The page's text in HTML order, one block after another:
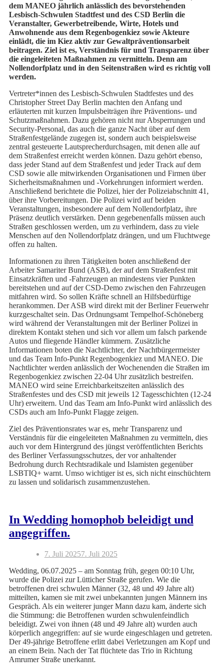
dem MANEO jährlich anlässlich des bevorstehenden
Lesbisch-Schwulen Stadtfest und des CSD Berlin die
Veranstalter, Gewerbetreibende, Wirte, Hotels und
Anwohnende aus dem Regenbogenkiez sowie Akteure
einlädt, die im Kiez aktiv zur Gewaltpräventionsarbeit
beitragen. Ziel ist es, Verständnis für und Transparenz über
die eingeleiteten Maßnahmen zu vermitteln. Denn am
Nollendorfplatz und in den Seitenstraßen wird es richtig voll
werden.
Vertreter*innen des Lesbisch-Schwulen Stadtfestes und des
Christopher Street Day Berlin machten den Anfang und
erläuterten mit kurzen Impulsbeiträgen ihre Präventions- und
Schutzmaßnahmen. Dazu gehören nicht nur Absperrungen und
Security-Personal, das auch die ganze Nacht über auf dem
Straßenfestgelände zugegen ist, sondern auch beispielsweise
zentral gesteuerte Lautsprecherdurchsagen, mit denen alle auf
dem Straßenfest erreicht werden können. Dazu gehört ebenso,
dass jeder Stand auf dem Straßenfest und jeder Track auf dem
CSD sowie alle mitwirkenden Organisationen und Firmen über
Sicherheitsmaßnahmen und -Vorkehrungen informiert werden.
Anschließend berichtete die Polizei, hier der Polizeiabschnitt 41,
über ihre Vorbereitungen. Die Polizei wird auf beiden
Veranstaltungen, insbesondere auf dem Nollendorfplatz, ihre
Präsenz deutlich verstärken. Denn gegebenenfalls müssen auch
Straßen geschlossen werden, um zu verhindern, dass zu viele
Menschen auf den Nollendorfplatz drängen, und um Fluchtwege
offen zu halten.
Informationen zu ihren Tätigkeiten boten anschließend der
Arbeiter Samariter Bund (ASB), der auf dem Straßenfest mit
Einsatzkräften und -Fahrzeugen an mindestens vier Punkten
bereitstehen und auf der CSD-Demo zwischen den Fahrzeugen
mitfahren wird. So sollen Kräfte schnell an Hilfsbedürftige
herankommen. Der ASB wird direkt mit der Berliner Feuerwehr
kurzgeschaltet sein. Das Ordnungsamt Tempelhof-Schöneberg
wird während der Veranstaltungen mit der Berliner Polizei in
direktem Kontakt stehen und sich vor allem um falsch parkende
Autos und fliegende Händler kümmern. Zusätzliche
Informationen boten die Nachtlichter, der Nachtbürgermeister
und das Team Info-Punkt Regenbogenkiez und MANEO. Die
Nachtlichter werden anlässlich der Wochenenden die Straßen im
Regenbogenkiez zwischen 22-04 Uhr zusätzlich bestreifen.
MANEO wird seine Erreichbarkeitszeiten anlässlich des
Straßenfestes und des CSD mit jeweils 12 Tagesschichten (12-24
Uhr) erweitern. Und das Team am Info-Punkt wird anlässlich des
CSDs auch am Info-Punkt Flagge zeigen.
Ziel des Präventionsrates war es, mehr Transparenz und
Verständnis für die eingeleiteten Maßnahmen zu vermitteln, dies
auch vor dem Hintergrund des jüngst veröffentlichten Berichts
des Berliner Verfassungsschutzes, der vor anhaltender
Bedrohung durch Rechtsradikale und Islamisten gegenüber
LSBTIQ+ warnt. Umso wichtiger ist es, sich nicht einschüchtern
zu lassen und solidarisch zusammenzustehen.
In Wedding homophob beleidigt und
angegriffen.
7. Juli 20257. Juli 2025
Wedding, 06.07.2025 – am Sonntag früh, gegen 00:10 Uhr,
wurde die Polizei zur Lütticher Straße gerufen. Wie die
betroffenen drei schwulen Männer (32, 48 und 49 Jahre alt)
mitteilten, kamen sie mit zwei unbekannten jungen Männern ins
Gespräch. Als ein weiterer junger Mann dazu kam, änderte sich
die Stimmung: die Betroffenen wurden schwulenfeindlich
beleidigt. Zwei von ihnen (48 und 49 Jahre alt) wurden auch
körperlich angegriffen: auf sie wurde eingeschlagen und getreten.
Der 49-jährige Betroffene erlitt dabei Verletzungen am Kopf und
an einem Bein. Nach der Tat flüchtete das Trio in Richtung
Amrumer Straße unerkannt.